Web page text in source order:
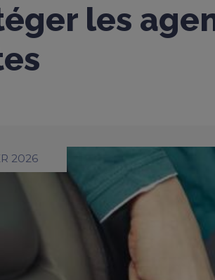
les
2026